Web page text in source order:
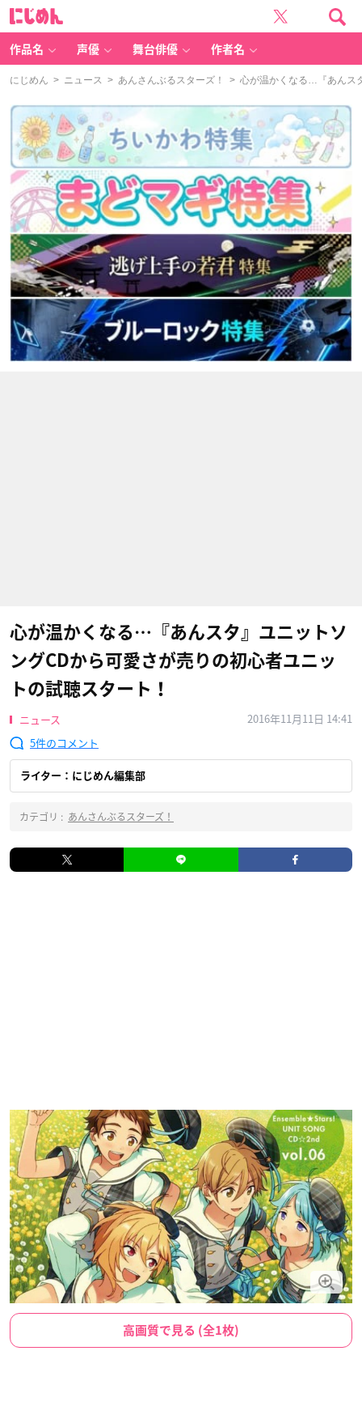
作品名 声優 舞台俳優 作者名
にじめん > ニュース > あんさんぶるスターズ！ > 心が温かくなる…『あんス
心が温かくなる…『あんスタ』ユニットソ
ングCDから可愛さが売りの初心者ユニッ
トの試聴スタート！
ニュース
2016年11月11日 14:41
5
ライター：にじめん編集部
カテゴリ : あんさんぶるスターズ！
高画質で見る (全1枚)